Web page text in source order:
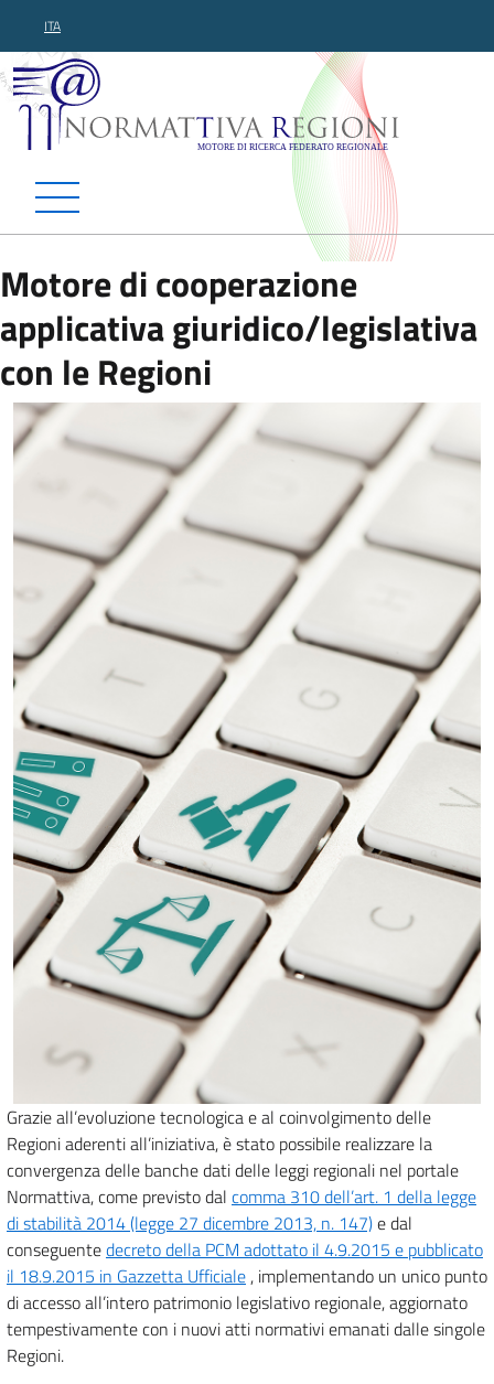
ITA
Normattiva Regioni -
Motore di cooperazione
applicativa giuridico/legislativa
con le Regioni
Grazie all’evoluzione tecnologica e al coinvolgimento delle
Regioni aderenti all’iniziativa, è stato possibile realizzare la
convergenza delle banche dati delle leggi regionali nel portale
Normattiva, come previsto dal comma 310 dell’art. 1 della legge
di stabilità 2014 (legge 27 dicembre 2013, n. 147)e dal
conseguentedecreto della PCM adottato il 4.9.2015 e pubblicato
il 18.9.2015 in Gazzetta Ufficiale , implementando un unico punto
di accesso all’intero patrimonio legislativo regionale, aggiornato
tempestivamente con i nuovi atti normativi emanati dalle singole
Regioni.